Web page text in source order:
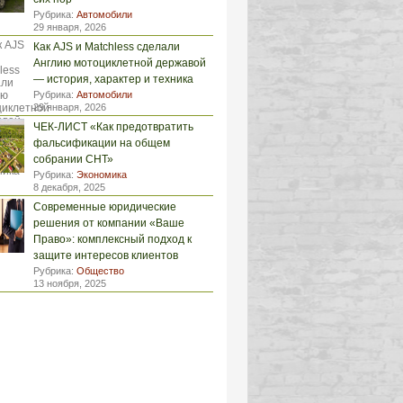
Рубрика: Автомобили
29 января, 2026
Как AJS и Matchless сделали
Англию мотоциклетной державой
— история, характер и техника
Рубрика: Автомобили
29 января, 2026
ЧЕК-ЛИСТ «Как предотвратить
фальсификации на общем
собрании СНТ»
Рубрика: Экономика
8 декабря, 2025
Современные юридические
решения от компании «Ваше
Право»: комплексный подход к
защите интересов клиентов
Рубрика: Общество
13 ноября, 2025